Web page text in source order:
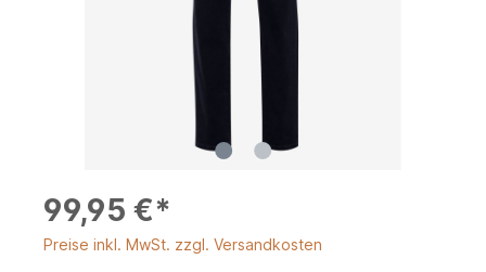
99,95 €*
Preise inkl. MwSt. zzgl. Versandkosten